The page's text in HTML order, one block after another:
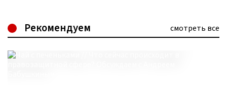
Рекомендуем смотреть все